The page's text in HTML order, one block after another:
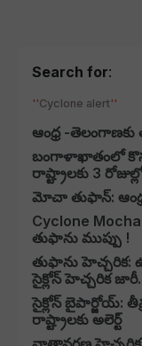
Search for:
Cyclone alert
ఆంధ్ర -
బంగాళాఖాతంలో
రాష్ట్రాలకు 3
మోచా తుఫాన్:
Cyclone
తుఫాను ముప్పు !
తుఫాను హెచ్చరిక:
సైక్లోన్ హెచ్చరిక
సైక్లోన్ బైపార్జోయ్:
రాష్ట్రాలకు అలెర్ట్